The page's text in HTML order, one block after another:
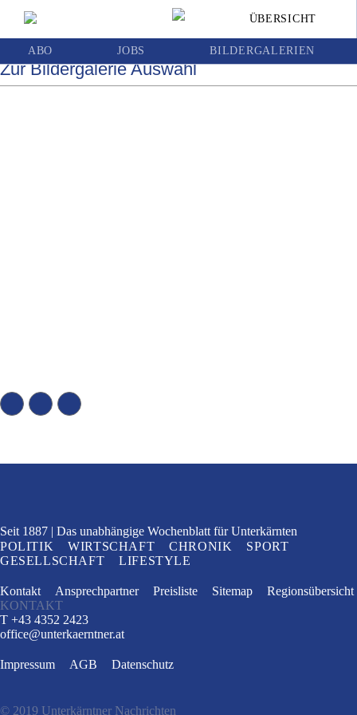
ÜBERSICHT
ABO JOBS BILDERGALERIEN
Pfarrball in Wolfsberg
Zur Bildergalerie Auswahl
Seit 1887 Das unabhängige Wochenblatt für Unterkärnten
POLITIK
WIRTSCHAFT CHRONIK
SPORT
GESELLSCHAFT
LIFESTYLE
Kontakt Ansprechpartner Preisliste Sitemap
Regionsübersicht
KONTAKT
T +43 4352 2423
office@unterkaerntner.at
Impressum AGB Datenschutz
© 2019 Unterkärntner Nachrichten